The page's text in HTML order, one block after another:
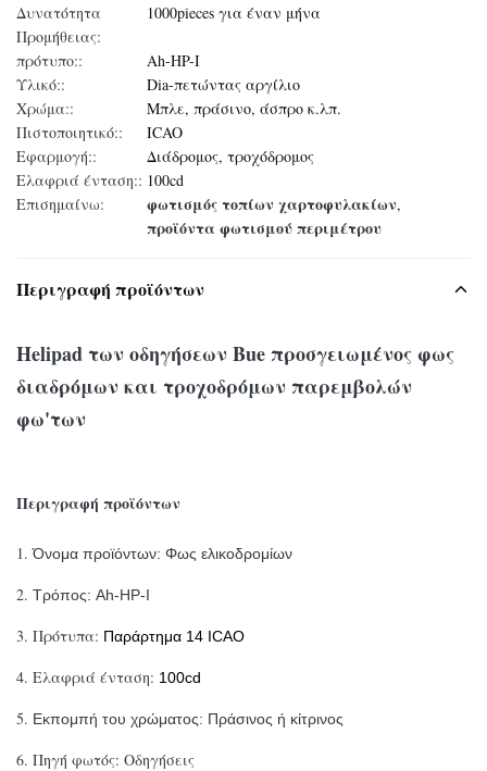
Δυνατότητα
Προμήθειας:
1000pieces για έναν μήνα
πρότυπο::
Ah-HP-Ι
Υλικό::
Dia-πετώντας αργίλιο
Χρώμα::
Μπλε, πράσινο, άσπρο κ.λπ.
Πιστοποιητικό::
ICAO
Εφαρμογή::
Διάδρομος, τροχόδρομος
Ελαφριά ένταση:: 100cd
Επισημαίνω:
φωτισμός τοπίων χαρτοφυλακίων,
προϊόντα φωτισμού περιμέτρου
Περιγραφή προϊόντων
Helipad των οδηγήσεων Bue προσγειωμένος φως
διαδρόμων και τροχοδρόμων παρεμβολών
φω'των
Περιγραφή προϊόντων
1.Όνομα προϊόντων: Φως ελικοδρομίων
2. Τρόπος: Ah-HP-Ι
3. Πρότυπα: Παράρτημα 14 ICAO
4. Ελαφριά ένταση: 100cd
5. Εκπομπή του χρώματος: Πράσινος ή κίτρινος
6. Πηγή φωτός: Οδηγήσεις